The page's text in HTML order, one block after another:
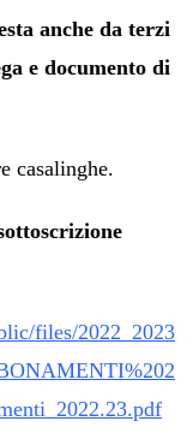
anche da terzi
e documento di
casalinghe.
files/2022_2023